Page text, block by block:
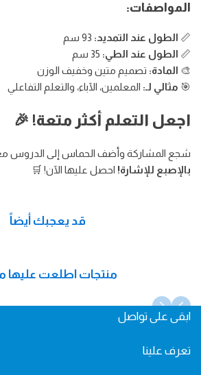
المواصفات:
📏 الطول عند التمديد:
📏 الطول عند الطي:
🎨 المادة: تصميم متين وخفيف الوزن
🎯 مثالي لـ: المعلمين، الآباء، والتعلم التفاعلي
اجعل التعلم أكثر متعة! 🎉
شجع المشاركة وأضف الحماس إلى الدروس
بالإصبع للإشارة! احصل عليها الآن! 🛒
قد يعجبك أيضاً
منتجات اطلعت عليها
ابقى على تواصل
Store, Maliha Road, Sharjah, UAEتعرف علينا